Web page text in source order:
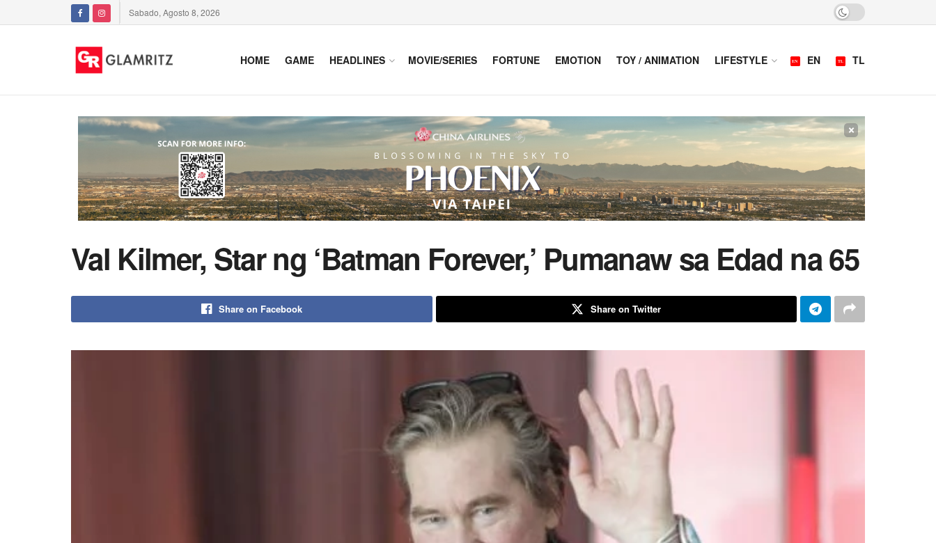
Sabado, Agosto 8, 2026
HOME GAME HEADLINES MOVIE/SERIES FORTUNE EMOTION TOY / ANIMATION LIFESTYLE EN TL
×
Val Kilmer, Star ng ‘Batman Forever,’ Pumanaw sa Edad na 65
Share on Facebook Share on Twitter